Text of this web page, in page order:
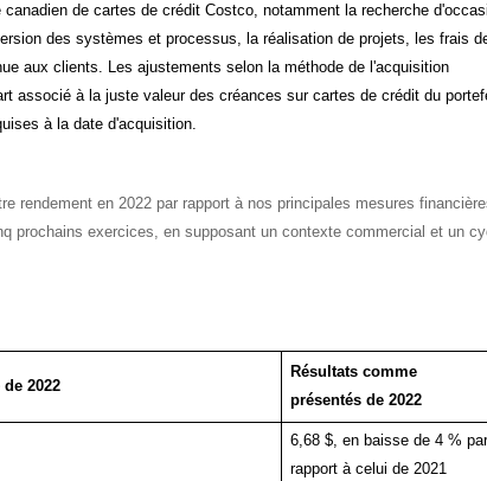
canadien de cartes de crédit Costco, notamment la recherche
des systèmes et processus, la réalisation de projets, les frais
aux clients. Les ajustements selon la méthode de l'acquisition
associé à la juste valeur des créances sur cartes de crédit du
à la date d'acquisition.
rendement en 2022 par rapport à nos principales mesures
prochains exercices, en supposant un contexte commercial et un
de 2022
Résultats comme
présentés de 2022
6,68 $, en baisse de 4 % par
rapport à celui de 2021